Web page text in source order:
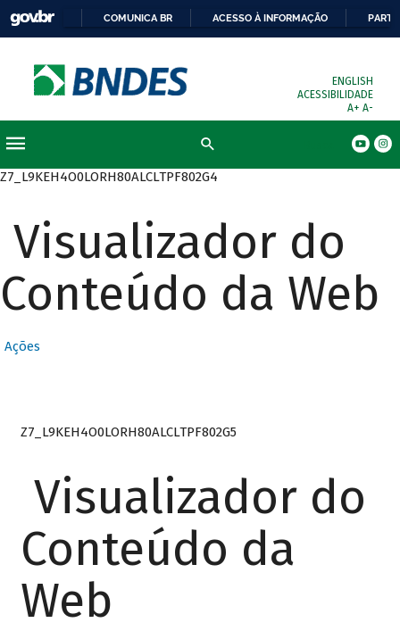
COMUNICA BR ACESSO À INFORMAÇÃO
ENGLISH
ACESSIBILIDADE
A+ A-
Z7_L9KEH4O0LORH80ALCLTPF802G4
Visualizador do
Conteúdo da Web
Ações
Z7_L9KEH4O0LORH80ALCLTPF802G5
Visualizador do
Conteúdo da
Web